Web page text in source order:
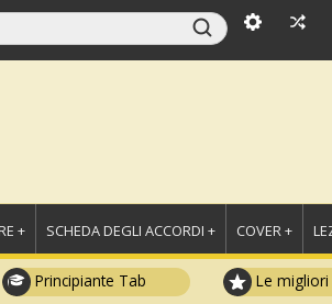
+ SCHEDA DEGLI ACCORDI + COVER +
Principiante Tab Le migliori